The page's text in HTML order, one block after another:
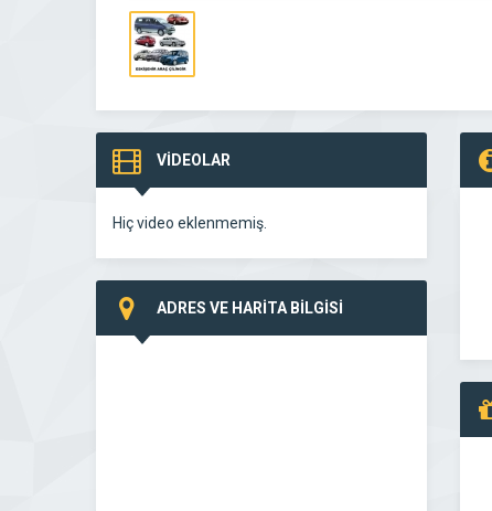
VİDEOLAR
Hiç video eklenmemiş.
ADRES VE HARİTA BİLGİSİ